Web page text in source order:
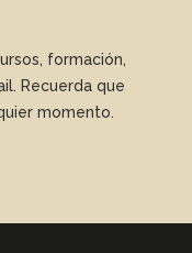
formación,
Recuerda que
momento.